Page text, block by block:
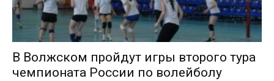
В Волжском пройдут игры второго тура
чемпионата России по волейболу